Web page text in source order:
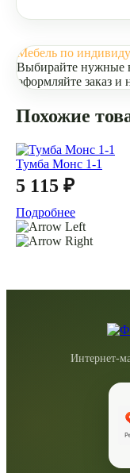
Мебель по
Выбирайте нужные
оформляйте заказ
Похожие
Тумба Монс 1-1
5 115 ₽
Подробнее
Интернет-